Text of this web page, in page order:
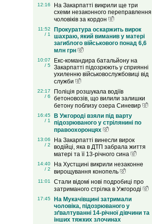
12:16
На Закарпатті викрили ще три
схеми незаконного переправлення
чоловіків за кордон
11:52
/ 1
Прокуратура оскаржить вирок
шахраю, який виманив у матері
загиблого військового понад 6,6
млн грн
10:07
/ 5
Екс-командира батальйону на
Закарпатті підозрюють у сприянні
ухиленню військовослужбовиці від
служби
22:17
/ 6
Поліція розшукала водіїв
бетоновозів, що вилили залишки
бетону поблизу озера Синевир
16:45
/ 1
В Ужгороді взяли під варту
підозрюваного у стрілянині по
правоохоронцях
13:06
/ 2
На Закарпатті винесли вирок
водійці, яка в ДТП забрала життя
матері та її 13-річного сина
14:40
/ 2
На Хустщині викрили незаконне
вирощування конопель
11:01
Стали відомі нові подробиці про
затриманого стрілка в Ужгороді
17:45
На Мукачівщині затримали
чоловіка, підозрюваного у
зґвалтуванні 14-річної дівчини та
інших тяжких злочинах